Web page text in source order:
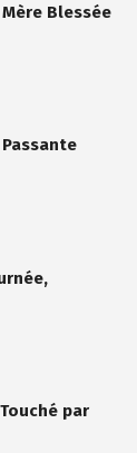
Blessée
par